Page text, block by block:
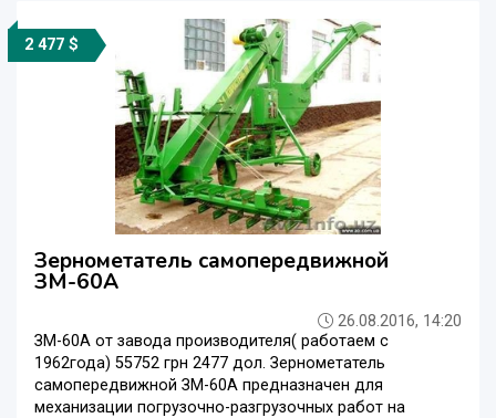
2 477 $
Зернометатель самопередвижной
ЗМ-60А
26.08.2016, 14:20
ЗМ-60А от завода производителя( работаем с
1962года) 55752 грн 2477 дол. Зернометатель
самопередвижной ЗМ-60А предназначен для
механизации погрузочно-разгрузочных работ на